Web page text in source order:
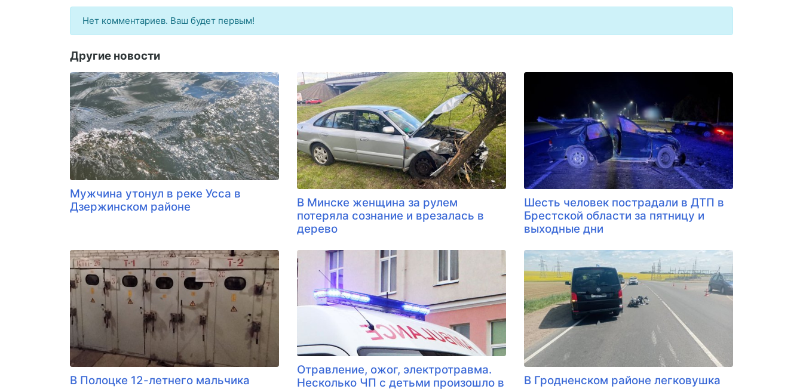
Нет комментариев. Ваш будет первым!
Другие новости
Мужчина утонул в реке Усса в
Дзержинском районе
В Минске женщина за рулем
потеряла сознание и врезалась в
дерево
Шесть человек пострадали в ДТП в
Брестской области за пятницу и
выходные дни
В Полоцке 12-летнего мальчика
Отравление, ожог, электротравма.
Несколько ЧП с детьми произошло в
В Гродненском районе легковушка